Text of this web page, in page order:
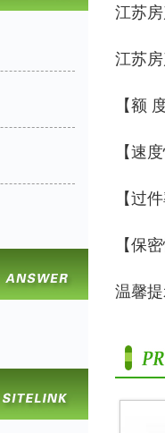
江苏
江苏
【额
【速
【过
【保
温馨